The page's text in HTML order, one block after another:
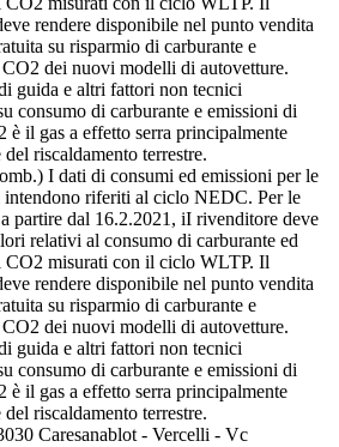
rendere disponibile nel punto vendita
su risparmio di carburante e
dei nuovi modelli di autovetture.
guida e altri fattori non tecnici
consumo di carburante e emissioni di
è il gas a effetto serra principalmente
del riscaldamento terrestre.
I dati di consumi ed emissioni per le
intendono riferiti al ciclo NEDC. Per le
partire dal 16.2.2021, iI rivenditore deve
relativi al consumo di carburante ed
CO2 misurati con il ciclo WLTP. Il
rendere disponibile nel punto vendita
su risparmio di carburante e
dei nuovi modelli di autovetture.
guida e altri fattori non tecnici
consumo di carburante e emissioni di
è il gas a effetto serra principalmente
del riscaldamento terrestre.
Caresanablot - Vercelli - Vc